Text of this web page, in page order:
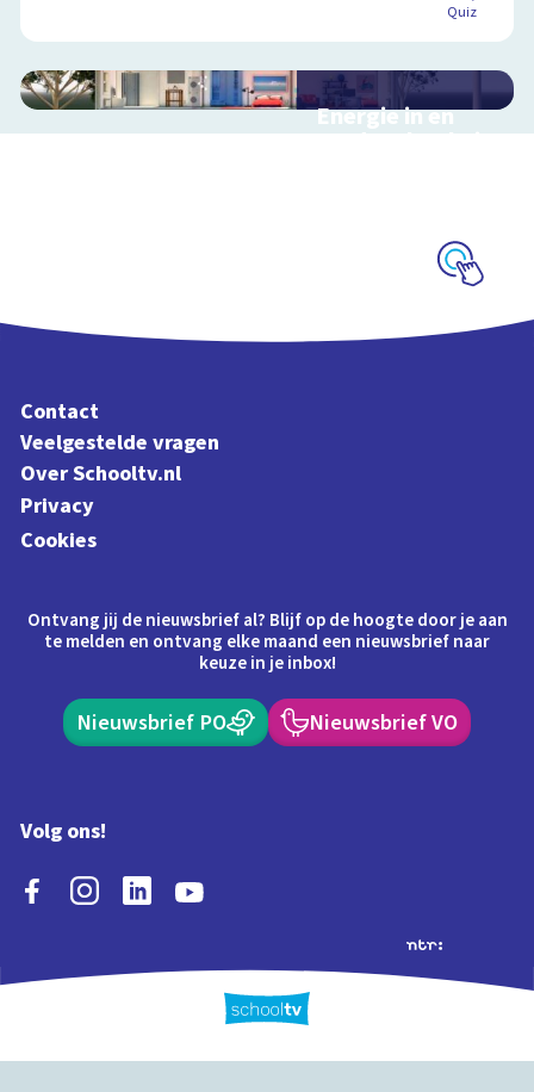
Quiz
Energie in en
rondom het huis
Contact
Veelgestelde vragen
Over Schooltv.nl
Privacy
Cookies
Ontvang jij de nieuwsbrief al? Blijf op de hoogte door je aan
te melden en ontvang elke maand een nieuwsbrief naar
keuze in je inbox!
Nieuwsbrief PO Nieuwsbrief VO
Volg ons!